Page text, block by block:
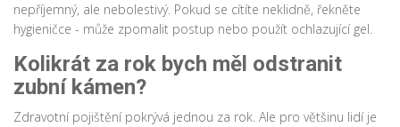
nepříjemný, ale nebolestivý. Pokud se cítíte neklidně, řekněte
hygieničce - může zpomalit postup nebo použít ochlazující gel.
Kolikrát za rok bych měl odstranit
zubní kámen?
Zdravotní pojištění pokrývá jednou za rok. Ale pro většinu lidí je